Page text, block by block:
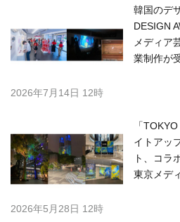
韓国のデ
DESIGN
メディア
業制作が
2026年7月14日 12時
「
イトアッ
ト、コラ
東京メデ
2026年5月28日 12時